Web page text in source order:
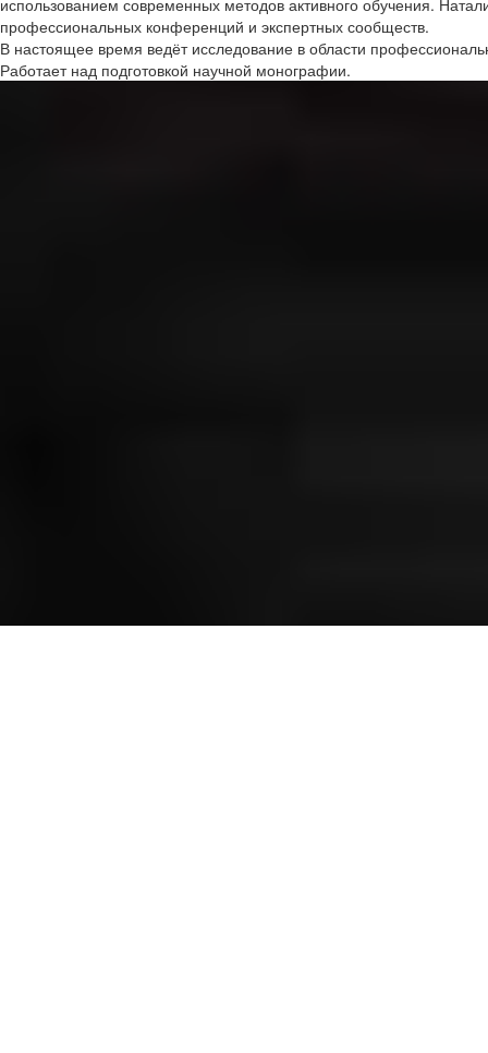
использованием современных методов активного обучения.
профессиональных конференций и экспертных сообществ.
В настоящее время ведёт исследование в области
Работает над подготовкой научной монографии.